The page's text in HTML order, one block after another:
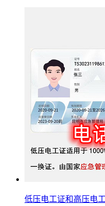
低压电工证和高压电